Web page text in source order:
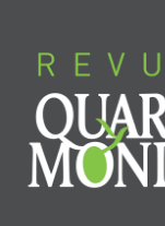
contenu